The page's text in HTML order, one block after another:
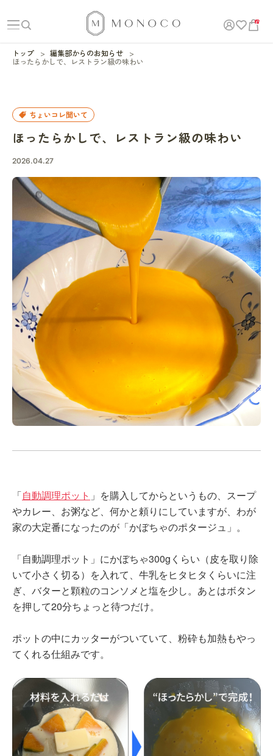
0
トップ
編集部からのお知らせ
ほったらかしで、レストラン級の味わい
ちょいコレ聞いて
ほったらかしで、レストラン級の味わい
2026.04.27
「自動調理ポット 」を購入してからというもの、スープ
やカレー、お粥など、何かと頼りにしていますが、わが
家の大定番になったのが「かぼちゃのポタージュ」。
「自動調理ポット」にかぼちゃ300gくらい（皮を取り除
いて小さく切る）を入れて、牛乳をヒタヒタくらいに注
ぎ、バターと顆粒のコンソメと塩を少し。あとはボタン
を押して20分ちょっと待つだけ。
ポットの中にカッターがついていて、粉砕も加熱もやっ
てくれる仕組みです。